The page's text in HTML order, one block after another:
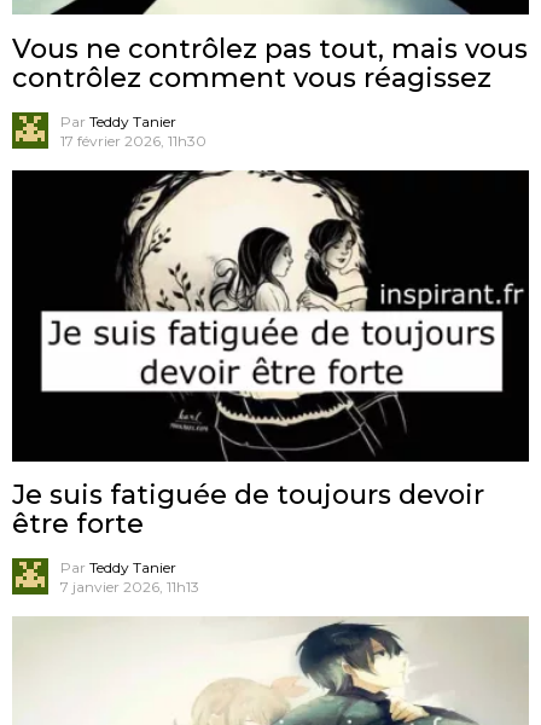
Vous ne contrôlez pas tout, mais vous
contrôlez comment vous réagissez
Par Teddy Tanier
17 février 2026, 11h30
Je suis fatiguée de toujours devoir
être forte
Par Teddy Tanier
7 janvier 2026, 11h13